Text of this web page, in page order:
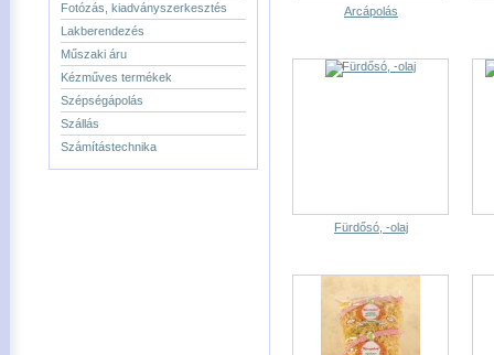
Fotózás, kiadványszerkesztés
Lakberendezés
Műszaki áru
Kézműves termékek
Szépségápolás
Szállás
Számítástechnika
Arcápolás
Fürdősó, -olaj